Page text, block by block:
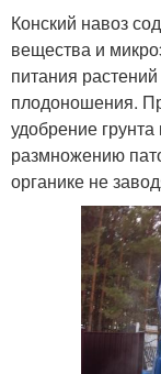
Конский навоз
вещества и
питания
плодоношения.
удобрение
размножению
органике не